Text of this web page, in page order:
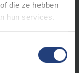
die ze hebben
hun services.
Europa in